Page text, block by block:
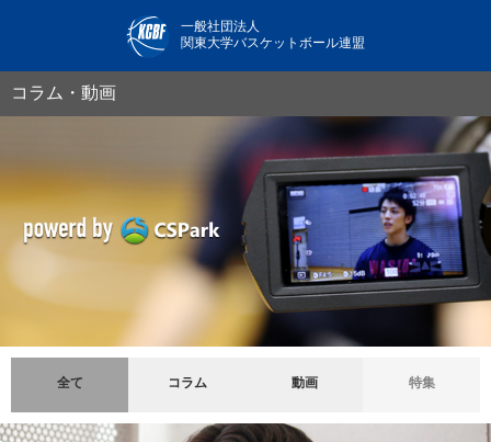
一般社団法人
関東大学バスケットボール連盟
コラム・動画
全て コラム 動画 特集